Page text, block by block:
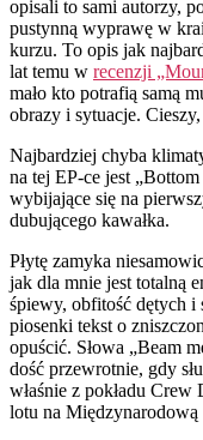
opisali to sami autorzy,
pustynną wyprawę w
kurzu. To opis jak
lat temu w recenzji
mało kto potrafią samą
obrazy i sytuacje.
Najbardziej chyba
na tej EP-ce jest
wybijające się na
dubującego kawałka.
Płytę zamyka
jak dla mnie jest totalną
śpiewy, obfitość dętych i
piosenki tekst o
opuścić. Słowa „Beam
dość przewrotnie, gdy
właśnie z pokładu
lotu na Międzynarodową